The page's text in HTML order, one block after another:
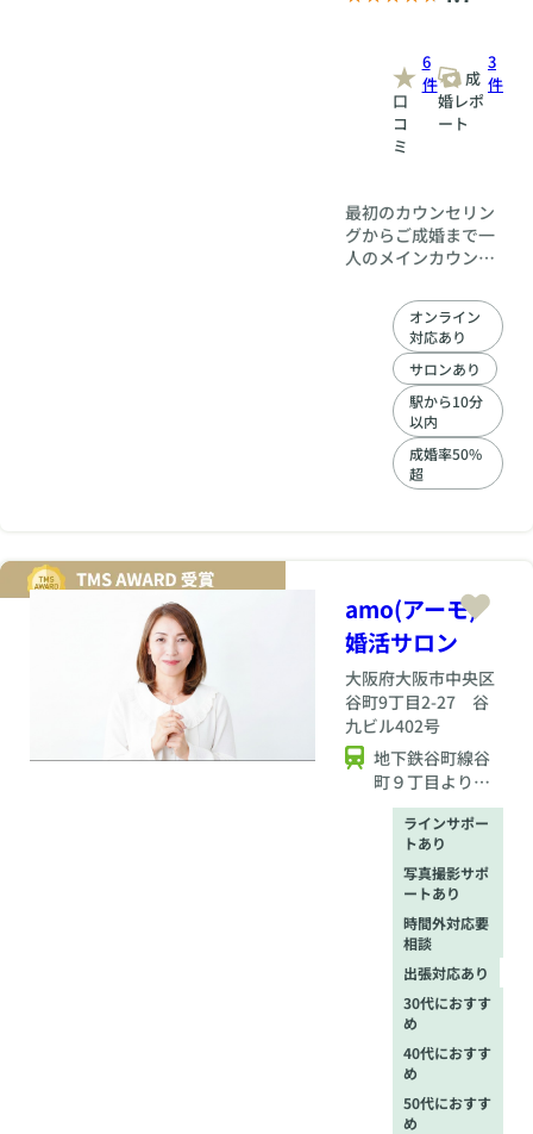
口
コ
ミ
6
件
成
婚レポ
ート
3
件
最初のカウンセリン
グからご成婚まで一
人のメインカウンセ
ラーが、あなたの
「専任」として1対1
で寄り添います。相
談はもちろん、お見
合いの調整やセッテ
ィング、紹介も専任
のカウンセラーが担
当致します。また活
動期間中の相談・面
オンライン
対応あり
サロンあり
駅から10分
以内
成婚率50%
超
amo(アーモ)
婚活サロン
大阪府大阪市中央区
谷町9丁目2-27 谷
九ビル402号
地下鉄谷町線谷
町９丁目より５
ラインサポー
トあり
写真撮影サポ
ートあり
時間外対応要
相談
出張対応あり
30代におすす
め
40代におすす
め
50代におすす
め